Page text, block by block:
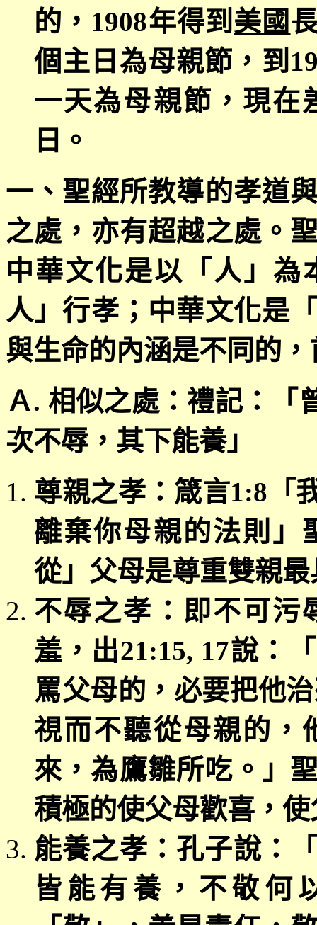
的， 1908年得到 美國
個主日為母親節，到
一天為母親節，現在
日。
一、聖經所教導的孝道
之處，亦有超越之處。
中華文化是以「人」為
人」行孝；中華文化是
與生命的內涵是不同的
Ａ. 相似之處：禮記：「
次不辱，其下能養」
尊親之孝：箴言1:8 「
離棄你母親的法則」
從」父母是尊重雙親
不辱之孝：即不可污
羞，出21:15, 17說：
罵父母的，必要把他
視而不聽從母親的，
來，為鷹雛所吃。」
積極的使父母歡喜，
能養之孝：孔子說：
皆能有養，不敬何